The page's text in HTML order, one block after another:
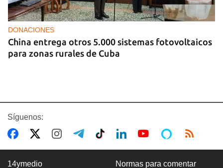
DONACIONES
China entrega otros 5.000 sistemas fotovoltaicos
para zonas rurales de Cuba
Síguenos:
14ymedio Normas para comentar